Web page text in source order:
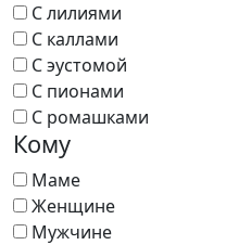
С лилиями
С каллами
С эустомой
С пионами
С ромашками
Кому
Маме
Женщине
Мужчине